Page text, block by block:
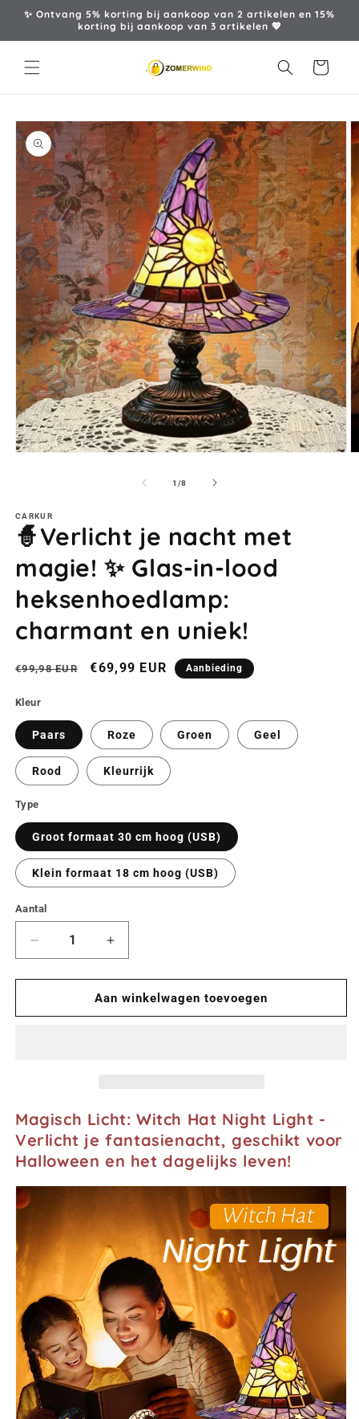
naar de
✨ Ontvang 5% korting bij aankoop van 2 artikelen en 15%
korting bij aankoop van 3 artikelen 💖
Winkelwagen
direct naar
1 /van
8
CARKUR
🧙Verlicht je nacht met
magie! ✨ Glas-in-lood
heksenhoedlamp:
charmant en uniek!
Normale
€99,98 EUR Aanbiedingsprijs
€69,99 EUR Aanbieding
Kleur
Paars Roze Groen Geel
Rood Kleurrijk
Type
Groot formaat 30 cm hoog (USB)
Klein formaat 18 cm hoog (USB)
Aantal
Aantal
Aantal
verlagen
voor
Verlicht
Glas-
in-
lood
heksenhoedlamp:
charmant
uniek!
Aantal
verhogen
voor
🧙
Verlicht
Glas-
in-
lood
heksenhoedlamp:
charmant
uniek!
Aan winkelwagen toevoegen
Magisch Licht: Witch Hat Night Light -
Verlicht je fantasienacht, geschikt voor
Halloween en het dagelijks leven!